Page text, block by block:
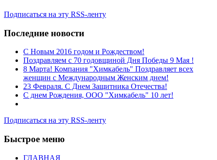
Подписаться на эту RSS-ленту
Последние новости
C Новым 2016 годом и Рождеством!
Поздравляем с 70 годовщиной Дня Победы 9 Мая !
8 Марта! Компания "Химкабель" Поздравляет всех
женщин с Международным Женским днем!
23 Февраля. С Днем Защитника Отечества!
С днем Рождения, ООО "Химкабель" 10 лет!
Подписаться на эту RSS-ленту
Быстрое меню
ГЛАВНАЯ